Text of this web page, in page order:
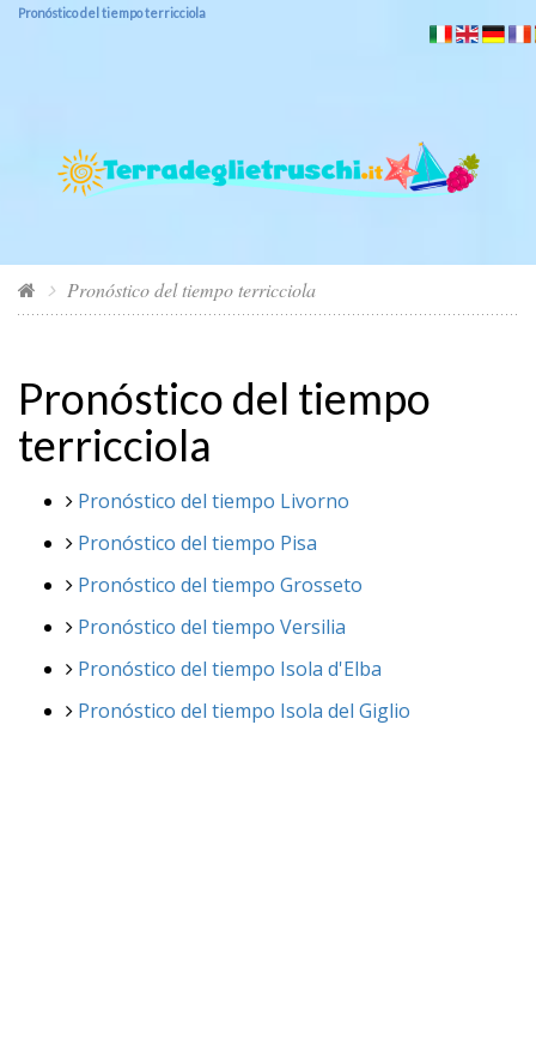
Pronóstico del tiempo terricciola
Pronóstico del tiempo terricciola
Pronóstico del tiempo
terricciola
Pronóstico del tiempo Livorno
Pronóstico del tiempo Pisa
Pronóstico del tiempo Grosseto
Pronóstico del tiempo Versilia
Pronóstico del tiempo Isola d'Elba
Pronóstico del tiempo Isola del Giglio